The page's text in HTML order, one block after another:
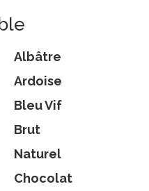
Albâtre
Ardoise
Bleu Vif
Brut
Naturel
Chocolat